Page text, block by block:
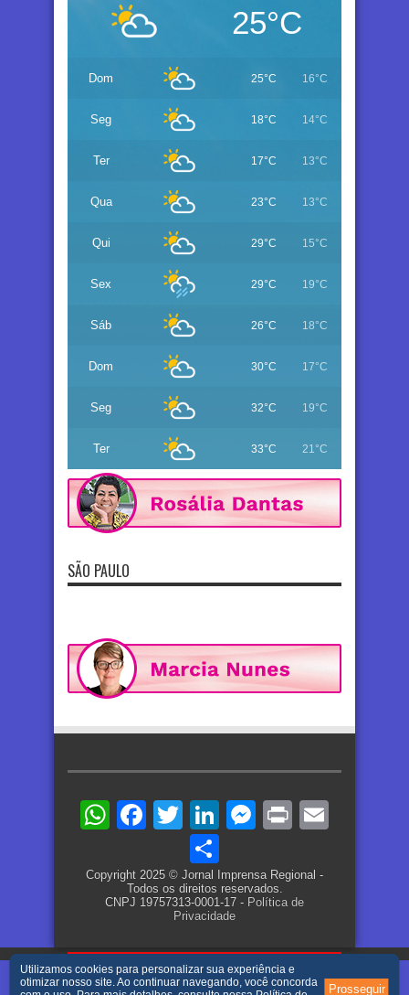
25°C
Dom 25°C 16°C
Seg 18°C 14°C
Ter 17°C 13°C
Qua 23°C 13°C
Qui 29°C 15°C
Sex 29°C 19°C
Sáb 26°C 18°C
Dom 30°C 17°C
Seg 32°C 19°C
Ter 33°C 21°C
SÃO PAULO
WhatsApp
Facebook
TwitterLinkedIn
Messenger
Print
Copyright 2025 © Jornal Imprensa Regional -
Todos os direitos reservados.
CNPJ 19757313-0001-17 - Política de
Privacidade
Utilizamos cookies para personalizar sua experiência e
otimizar nosso site. Ao continuar navegando, você concorda
Prosseguir